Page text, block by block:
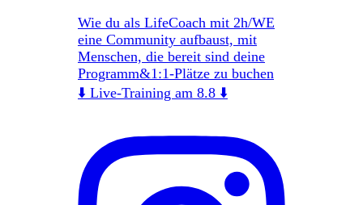
Wie du als LifeCoach mit 2h/WE
eine Community aufbaust, mit
Menschen, die bereit sind deine
Programm&1:1-Plätze zu buchen
⬇️ Live-Training am 8.8 ⬇️